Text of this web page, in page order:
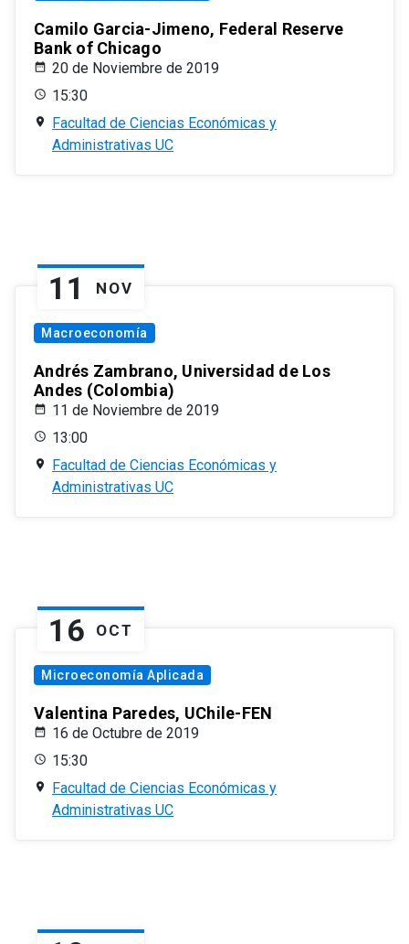
Camilo Garcia-Jimeno, Federal Reserve
Bank of Chicago
20 de Noviembre de 2019
15:30
Facultad de Ciencias Económicas y
Administrativas UC
11 NOV
Macroeconomía
Andrés Zambrano, Universidad de Los
Andes (Colombia)
11 de Noviembre de 2019
13:00
Facultad de Ciencias Económicas y
Administrativas UC
16 OCT
Microeconomía Aplicada
Valentina Paredes, UChile-FEN
16 de Octubre de 2019
15:30
Facultad de Ciencias Económicas y
Administrativas UC